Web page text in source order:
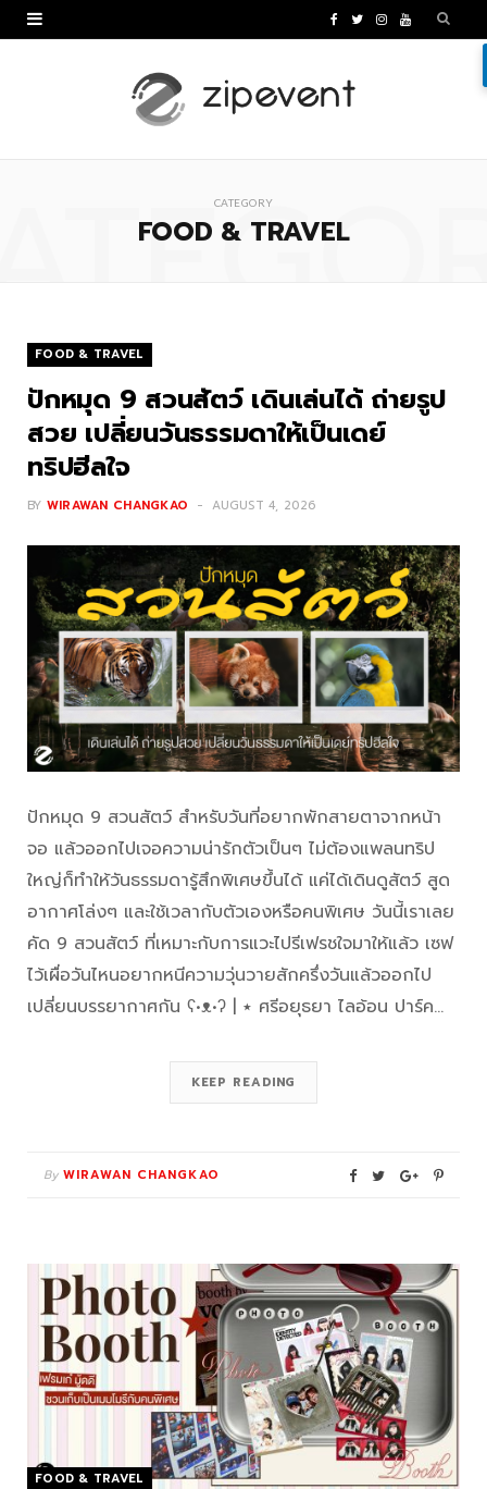
c
T I Y
CATEGORY
FOOD & TRAVEL
FOOD & TRAVEL
ปักหมุด 9 สวนสัตว์ เดินเล่นได้ ถ่ายรูป
สวย เปลี่ยนวันธรรมดาให้เป็นเดย์
ทริปฮีลใจ
BY WIRAWAN CHANGKAO AUGUST 4, 2026
ปักหมุด 9 สวนสัตว์ สำหรับวันที่อยากพักสายตาจากหน้า
จอ แล้วออกไปเจอความน่ารักตัวเป็นๆ ไม่ต้องแพลนทริป
ใหญ่ก็ทำให้วันธรรมดารู้สึกพิเศษขึ้นได้ แค่ได้เดินดูสัตว์ สูด
อากาศโล่งๆ และใช้เวลากับตัวเองหรือคนพิเศษ วันนี้เราเลย
คัด 9 สวนสัตว์ ที่เหมาะกับการแวะไปรีเฟรชใจมาให้แล้ว เซฟ
ไว้เผื่อวันไหนอยากหนีความวุ่นวายสักครึ่งวันแล้วออกไป
เปลี่ยนบรรยากาศกัน ʕ•ᴥ•ʔ | ٭ ศรีอยุธยา ไลอ้อน ปาร์ค…
KEEP READING
By WIRAWAN CHANGKAO
FOOD & TRAVEL